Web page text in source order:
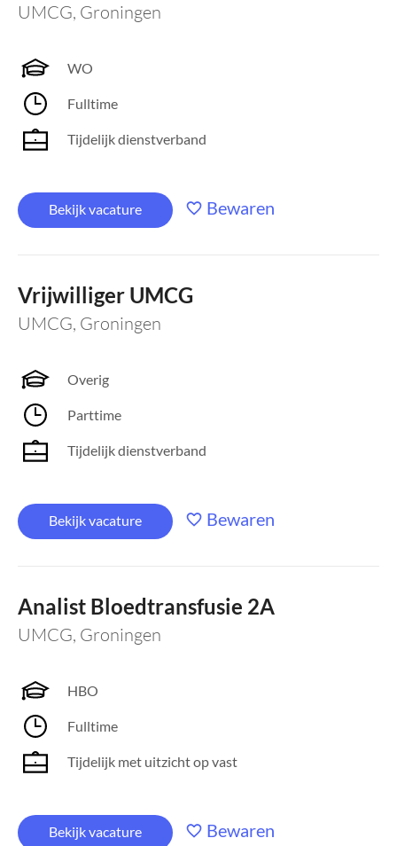
UMCG, Groningen
WO
Fulltime
Tijdelijk dienstverband
Bekijk vacature Bewaren
Vrijwilliger UMCG
UMCG, Groningen
Overig
Parttime
Tijdelijk dienstverband
Bekijk vacature Bewaren
Analist Bloedtransfusie 2A
UMCG, Groningen
HBO
Fulltime
Tijdelijk met uitzicht op vast
Bekijk vacature Bewaren